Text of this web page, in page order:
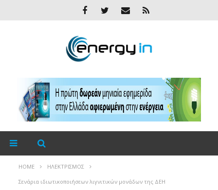
HOME ΗΛΕΚΤΡΙΣΜΌΣ
Σενάρια ιδιωτικοποιήσεων λιγνιτικών μονάδων της ΔΕΗ